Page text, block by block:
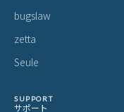
bugslaw
zetta
Seule
SUPPORT
サポート